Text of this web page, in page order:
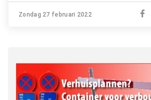
Zondag 27 februari 2022